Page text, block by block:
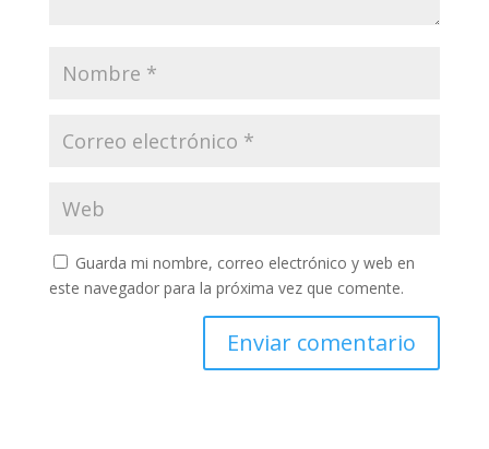
Guarda mi nombre, correo electrónico y web en
este navegador para la próxima vez que comente.